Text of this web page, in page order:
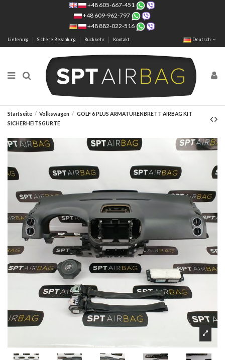
+48 605-667-451
+48 609-962-797
+48 882-022-516
Lieferung Sichere Bezahlung Rückkehr Kontakt Deutsch
Startseite Volkswagen
GOLF 6 PLUS ARMATURENBRETT AIRBAG KIT
SICHERHEITSGURTE